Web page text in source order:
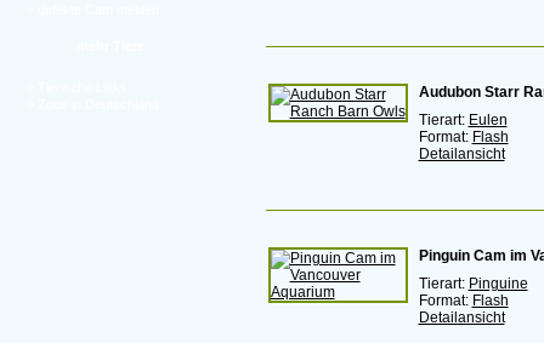
Audubon Starr
Tierart: Eulen
Format: Flash
Detailansicht
Pinguin Cam im
Tierart: Pinguine
Format: Flash
Detailansicht